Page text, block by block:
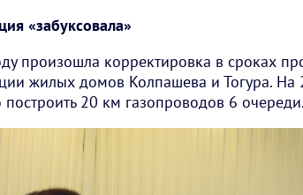
«забуксовала»
произошла корректировка в сроках
жилых домов Колпашева и Тогура. На
20 км газопроводов 6 очереди.